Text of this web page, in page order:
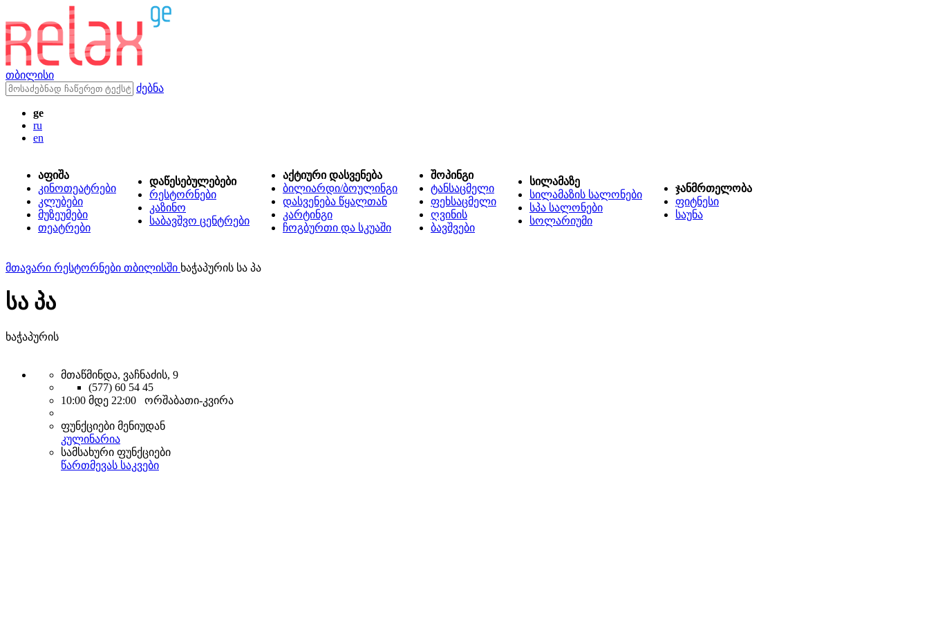
თბილისი
ძებნა
ge
ru
en
აფიშა
კინოთეატრები
კლუბები
მუზეუმები
თეატრები
დაწესებულებები
რესტორნები
კაზინო
საბავშვო ცენტრები
აქტიური დასვენება
ბილიარდი/ბოულინგი
დასვენება წყალთან
კარტინგი
ჩოგბურთი და სკუაში
შოპინგი
ტანსაცმელი
ფეხსაცმელი
ღვინის
ბავშვები
სილამაზე
სილამაზის სალონები
სპა სალონები
სოლარიუმი
ჯანმრთელობა
ფიტნესი
საუნა
მთავარი რესტორნები თბილისში ხაჭაპურის სა პა
სა პა
ხაჭაპურის
მთაწმინდა, ვაჩნაძის, 9
(577) 60 54 45
10:00 მდე 22:00 ორშაბათი-კვირა
ფუნქციები მენიუდან
კულინარია
სამსახური ფუნქციები
წართმევას საკვები